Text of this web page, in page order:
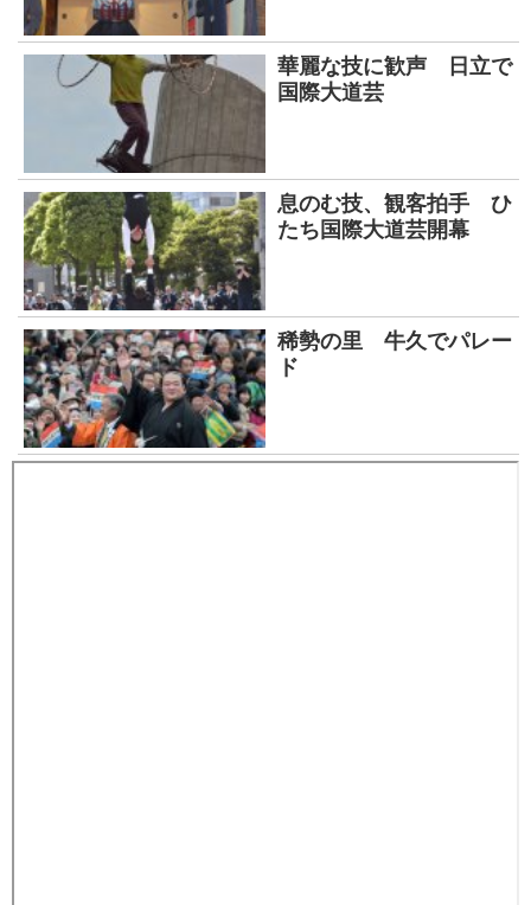
華麗な技に歓声 日立で
国際大道芸
息のむ技、観客拍手 ひ
たち国際大道芸開幕
稀勢の里 牛久でパレー
ド